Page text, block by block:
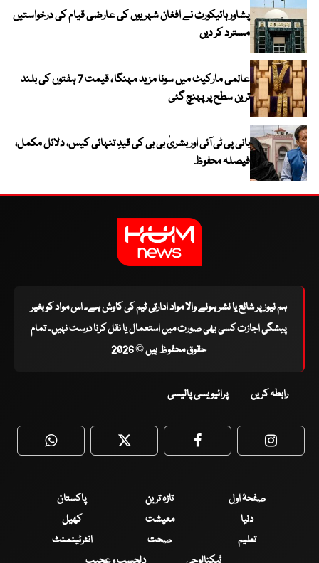
پشاور ہائیکورٹ نے افغان شہریوں کی عارضی قیام کی درخواستیں
مسترد کر دیں
عالمی مارکیٹ میں سونا مزید مہنگا ، قیمت 7 ہفتوں کی بلند
ترین سطح پر پہنچ گئی
بانی پی ٹی آئی اور بشریٰ بی بی کی قیدِ تنہائی کیس، دلائل مکمل،
فیصلہ محفوظ
ہم نیوز پر شائع یا نشر ہونے والا مواد ادارتی ٹیم کی کاوش ہے۔ اس مواد کو بغیر
پیشگی اجازت کسی بھی صورت میں استعمال یا نقل کرنا درست نہیں۔ تمام
حقوق محفوظ ہیں © 2026
رابطہ کریں پرائیویسی پالیسی
WhatsApp Twitter Facebook
صفحۂ اول تازہ ترین
پاکستان
دنیا
معیشت
کھیل
تعلیم
صحت
انٹرٹینمنٹ